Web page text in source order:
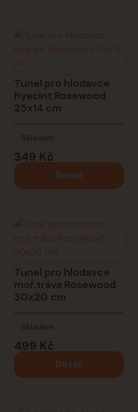
Tunel pro hlodavce
hyacint Rosewood
25x14 cm
349 Kč
Skladem
Detail
Tunel pro hlodavce
moř.tráva Rosewood
30x20 cm
499 Kč
Skladem
Detail